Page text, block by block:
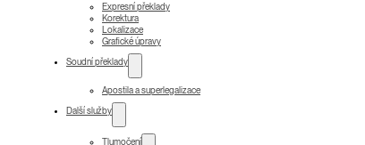
Expresní překlady
Korektura
Lokalizace
Grafické úpravy
Soudní překlady
Apostila a superlegalizace
Další služby
Tlumočení